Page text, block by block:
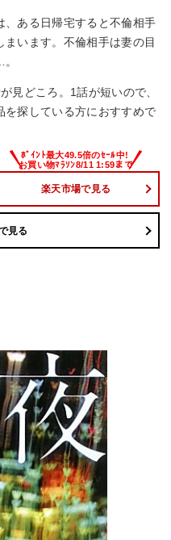
、ある日帰宅すると不倫相手
います。不倫相手は妻の目
見どころ。1話が短いので、
を探している方におすすめで
楽天市場で見る
見る